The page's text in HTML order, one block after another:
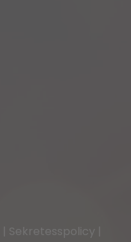
| Sekretesspolicy |